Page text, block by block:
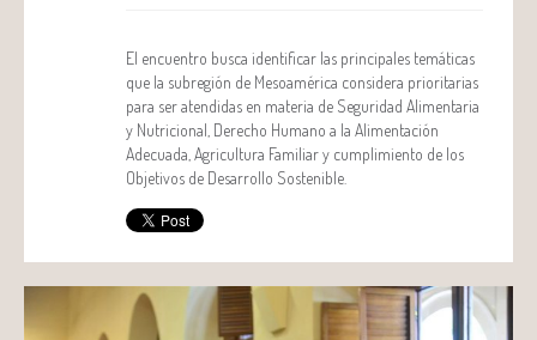
El encuentro busca identificar las principales temáticas
que la subregión de Mesoamérica considera prioritarias
para ser atendidas en materia de Seguridad Alimentaria
y Nutricional, Derecho Humano a la Alimentación
Adecuada, Agricultura Familiar y cumplimiento de los
Objetivos de Desarrollo Sostenible.